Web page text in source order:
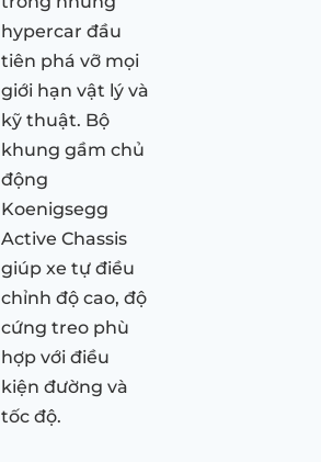
hypercar đầu
tiên phá vỡ mọi
giới hạn vật lý và
kỹ thuật. Bộ
khung gầm chủ
động
Koenigsegg
Active Chassis
giúp xe tự điều
chỉnh độ cao, độ
cứng treo phù
hợp với điều
kiện đường và
tốc độ.